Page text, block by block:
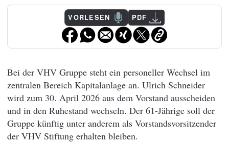
VORLESEN PDF
Bei der VHV Gruppe steht ein personeller Wechsel im
zentralen Bereich Kapitalanlage an. Ulrich Schneider
wird zum 30. April 2026 aus dem Vorstand ausscheiden
und in den Ruhestand wechseln. Der 61-Jährige soll der
Gruppe künftig unter anderem als Vorstandsvorsitzender
der VHV Stiftung erhalten bleiben.